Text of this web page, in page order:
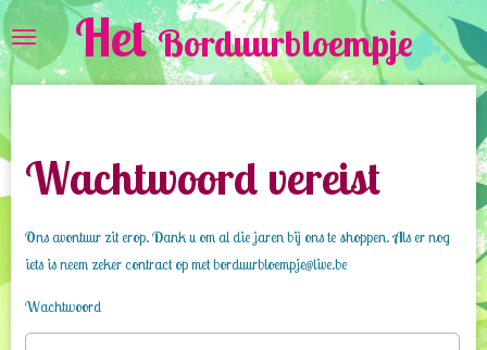
Ga
direct
naar
de
hoofdinhoud
HetBorduurbloempje
Wachtwoord vereist
Ons avontuur zit erop. Dank u om al die jaren bij ons te shoppen. Als er nog
iets is neem zeker contract op met borduurbloempje@live.be
Wachtwoord